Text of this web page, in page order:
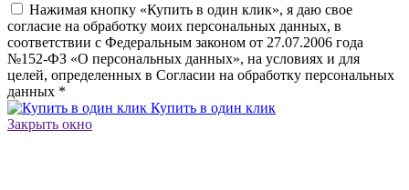
Нажимая кнопку «Купить в один клик», я даю свое
согласие на обработку моих персональных данных, в
соответствии с Федеральным законом от 27.07.2006 года
№152-ФЗ «О персональных данных», на условиях и для
целей, определенных в Согласии на обработку персональных
данных *
Купить в один клик
Закрыть окно